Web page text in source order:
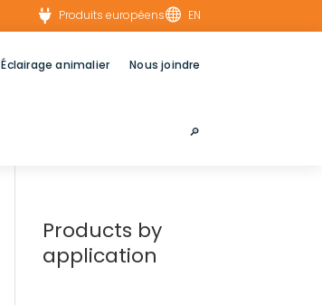
 Produits européens EN
Éclairage animalier Nous joindre
🔎︎
Products by
application